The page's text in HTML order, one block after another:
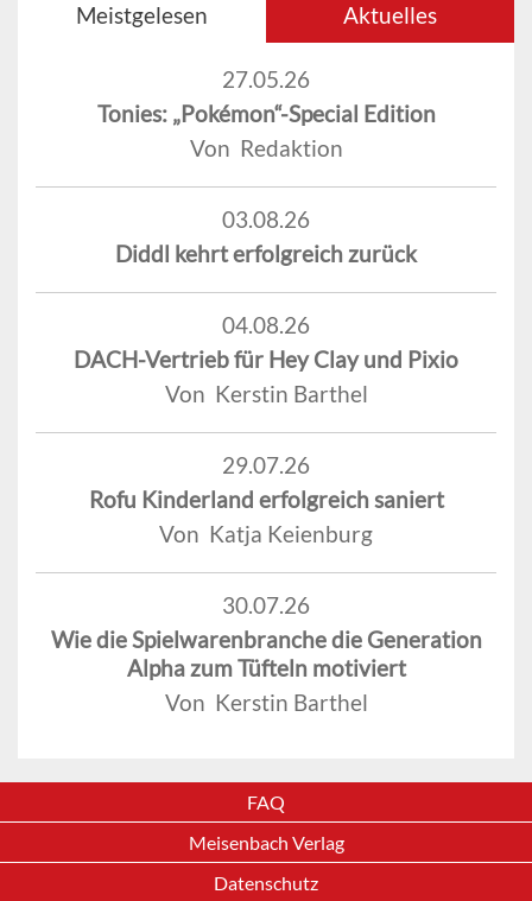
Meistgelesen Aktuelles
27.05.26
Tonies: „Pokémon“-Special Edition
Von Redaktion
03.08.26
Diddl kehrt erfolgreich zurück
04.08.26
DACH-Vertrieb für Hey Clay und Pixio
Von Kerstin Barthel
29.07.26
Rofu Kinderland erfolgreich saniert
Von Katja Keienburg
30.07.26
Wie die Spielwarenbranche die Generation
Alpha zum Tüfteln motiviert
Von Kerstin Barthel
FAQ
Meisenbach Verlag
Datenschutz